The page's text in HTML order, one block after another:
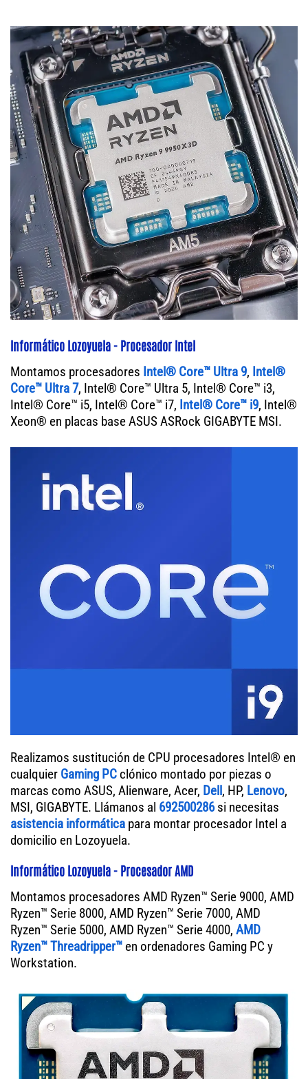
Informático Lozoyuela - Procesador Intel
Montamos procesadores Intel® Core™ Ultra 9, Intel®
Core™ Ultra 7, Intel® Core™ Ultra 5, Intel® Core™ i3,
Intel® Core™ i5, Intel® Core™ i7, Intel® Core™ i9, Intel®
Xeon® en placas base ASUS ASRock GIGABYTE MSI.
Realizamos sustitución de CPU procesadores Intel® en
cualquier Gaming PC clónico montado por piezas o
marcas como ASUS, Alienware, Acer, Dell, HP, Lenovo,
MSI, GIGABYTE. Llámanos al 692500286si necesitas
asistencia informática para montar procesador Intel a
domicilio en Lozoyuela.
Informático Lozoyuela - Procesador AMD
Montamos procesadores AMD Ryzen™ Serie 9000, AMD
Ryzen™ Serie 8000, AMD Ryzen™ Serie 7000, AMD
Ryzen™ Serie 5000, AMD Ryzen™ Serie 4000, AMD
Ryzen™ Threadripper™ en ordenadores Gaming PC y
Workstation.